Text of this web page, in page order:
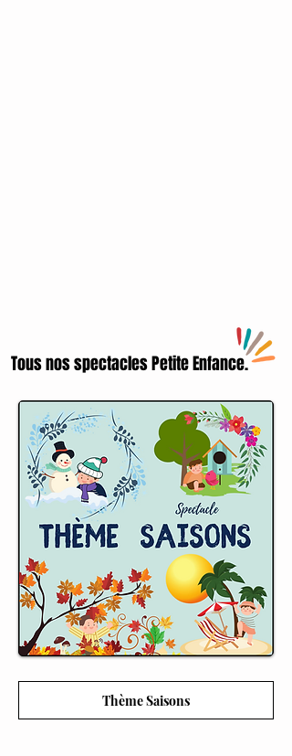
Tous nos spectacles Petite Enfance.
Thème Saisons